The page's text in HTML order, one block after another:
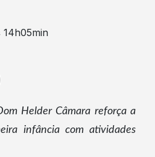
14h05min
Helder Câmara reforça a
infância com atividades